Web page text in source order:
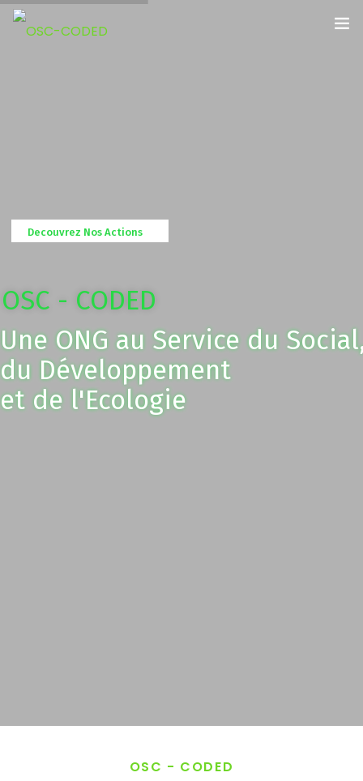
Nouvelles
Documents
Contacts
OSC - CODED
Une ONG au Service du
du Développement
et de l'Ecologie
Decouvrez Nos Actions
OSC - CODED